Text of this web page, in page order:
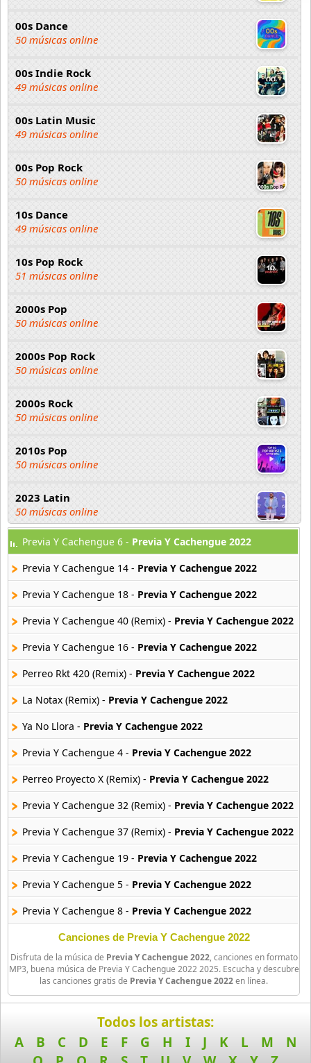
00s Dance
50 músicas online
00s Indie Rock
49 músicas online
00s Latin Music
49 músicas online
00s Pop Rock
50 músicas online
10s Dance
49 músicas online
10s Pop Rock
51 músicas online
2000s Pop
50 músicas online
2000s Pop Rock
50 músicas online
2000s Rock
50 músicas online
2010s Pop
50 músicas online
2023 Latin
50 músicas online
2023 Pop
80 músicas online
2023 Rock
59 músicas online
37 músicas online
80s Ballads
48 músicas online
80s Pop Rock
50 músicas online
90s Acoustic Hits
39 músicas online
90s Latin Music
50 músicas online
90s Party Hits
58 músicas online
90s Pop Rock
50 músicas online
90s Rap
50 músicas online
Previa Y Cachengue 6 - Previa Y Cachengue 2022
Previa Y Cachengue 14 - Previa Y Cachengue 2022
Previa Y Cachengue 18 - Previa Y Cachengue 2022
Previa Y Cachengue 40 (Remix) - Previa Y Cachengue 2022
Previa Y Cachengue 16 - Previa Y Cachengue 2022
Perreo Rkt 420 (Remix) - Previa Y Cachengue 2022
La Notax (Remix) - Previa Y Cachengue 2022
Ya No Llora - Previa Y Cachengue 2022
Previa Y Cachengue 4 - Previa Y Cachengue 2022
Perreo Proyecto X (Remix) - Previa Y Cachengue 2022
Previa Y Cachengue 32 (Remix) - Previa Y Cachengue 2022
Previa Y Cachengue 37 (Remix) - Previa Y Cachengue 2022
Previa Y Cachengue 19 - Previa Y Cachengue 2022
Previa Y Cachengue 5 - Previa Y Cachengue 2022
Previa Y Cachengue 8 - Previa Y Cachengue 2022
Previa Y Cachengue 30 -Previa Y Cachengue 2022
Previa Y Cachengue 25 -Previa Y Cachengue 2022
Previa Y Cachengue 23 -
Previa Y Cachengue 2022
Previa Y Cachengue 38 (Remix) -Previa Y Cachengue 2022
Previa Y Cachengue 22 -
Previa Y Cachengue 2022
Canciones de Previa Y Cachengue 2022
Disfruta de la música de Previa Y Cachengue 2022, canciones en formato
MP3, buena música de Previa Y Cachengue 2022 2025. Escucha y descubre
las canciones gratis de Previa Y Cachengue 2022en línea.
Todos los artistas:
A
B C D E F G H I J K L M
N